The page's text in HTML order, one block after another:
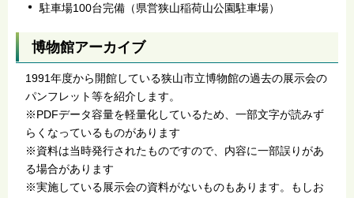
駐車場100台完備（県営狭山稲荷山公園駐車場）
博物館アーカイブ
1991年度から開館している狭山市立博物館の過去の展示会の
パンフレット等を紹介します。
※PDFデータ容量を軽量化しているため、一部文字が読みず
らくなっているものがあります
※資料は当時発行されたものですので、内容に一部誤りがあ
る場合があります
※実施している展示会の資料がないものもあります。もしお